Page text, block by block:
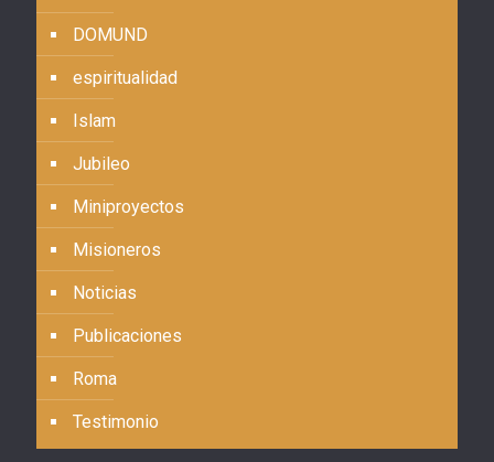
DOMUND
espiritualidad
Islam
Jubileo
Miniproyectos
Misioneros
Noticias
Publicaciones
Roma
Testimonio